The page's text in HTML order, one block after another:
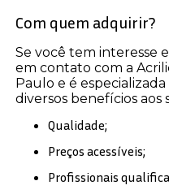
Com quem adquirir?
Se você tem interesse
em contato com a
Paulo e é
diversos benefícios aos
Qualidade;
Preços acessíveis;
Profissionais